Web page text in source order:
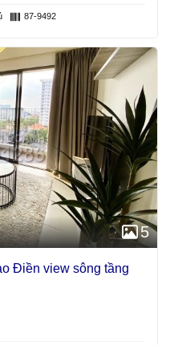
87-9492
5
Điền view sông tầng